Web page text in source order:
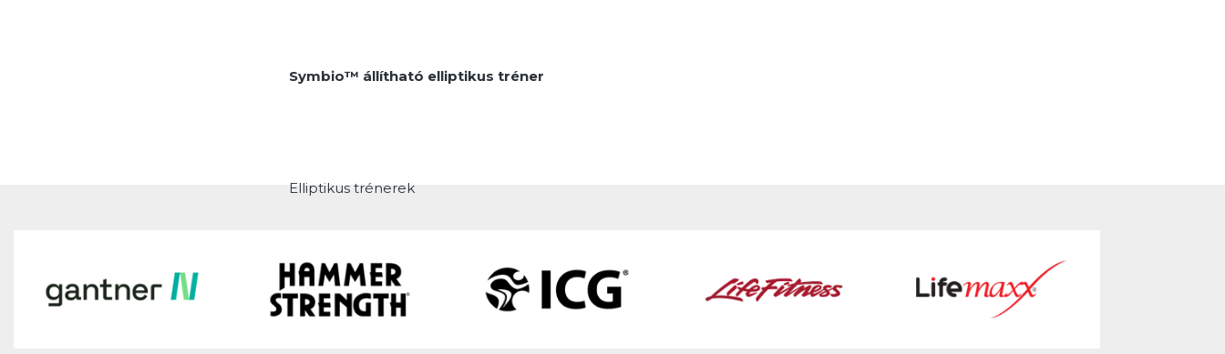
Symbio™ állítható elliptikus tréner
Elliptikus trénerek
MEGNÉZEM